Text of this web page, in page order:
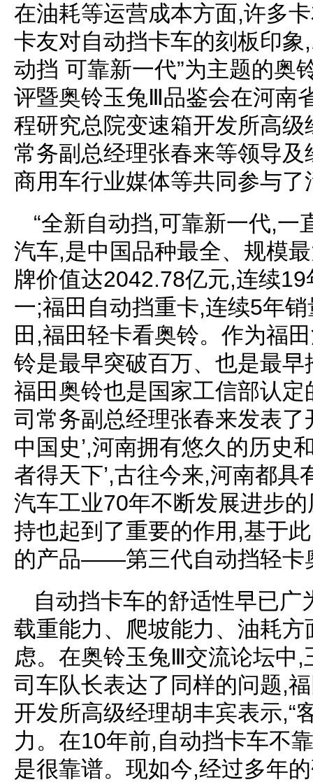
在油耗等运营成本方面,许多
卡友对自动挡卡车的刻板印
动挡 可靠新一代”为主题的奥
评暨奥铃玉兔Ⅲ品鉴会在河南
程研究总院变速箱开发所高
常务副总经理张春来等领导
商用车行业媒体等共同参与了
“全新自动挡,可靠新一代,
汽车,是中国品种最全、规模
牌价值达2042.78亿元,连续
一;福田自动挡重卡,连续5年
田,福田轻卡看奥铃。作为福
铃是最早突破百万、也是最
福田奥铃也是国家工信部认
司常务副总经理张春来发表了
中国史’,河南拥有悠久的历史
者得天下’,古往今来,河南都
汽车工业70年不断发展进步
持也起到了重要的作用,基于
的产品——第三代自动挡轻卡
自动挡卡车的舒适性早已
载重能力、爬坡能力、油耗
虑。在奥铃玉兔Ⅲ交流论坛中
司车队长表达了同样的问题,
开发所高级经理胡丰宾表示,“
力。在10年前,自动挡卡车不
是很靠谱。现如今,经过多年